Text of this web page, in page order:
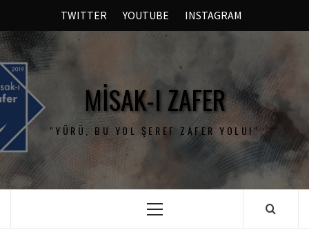
TWITTER YOUTUBE INSTAGRAM
MISAK-I ZAFER
"YÜRÜ, BU YOL ŞEREF ZAFER YOLU!"